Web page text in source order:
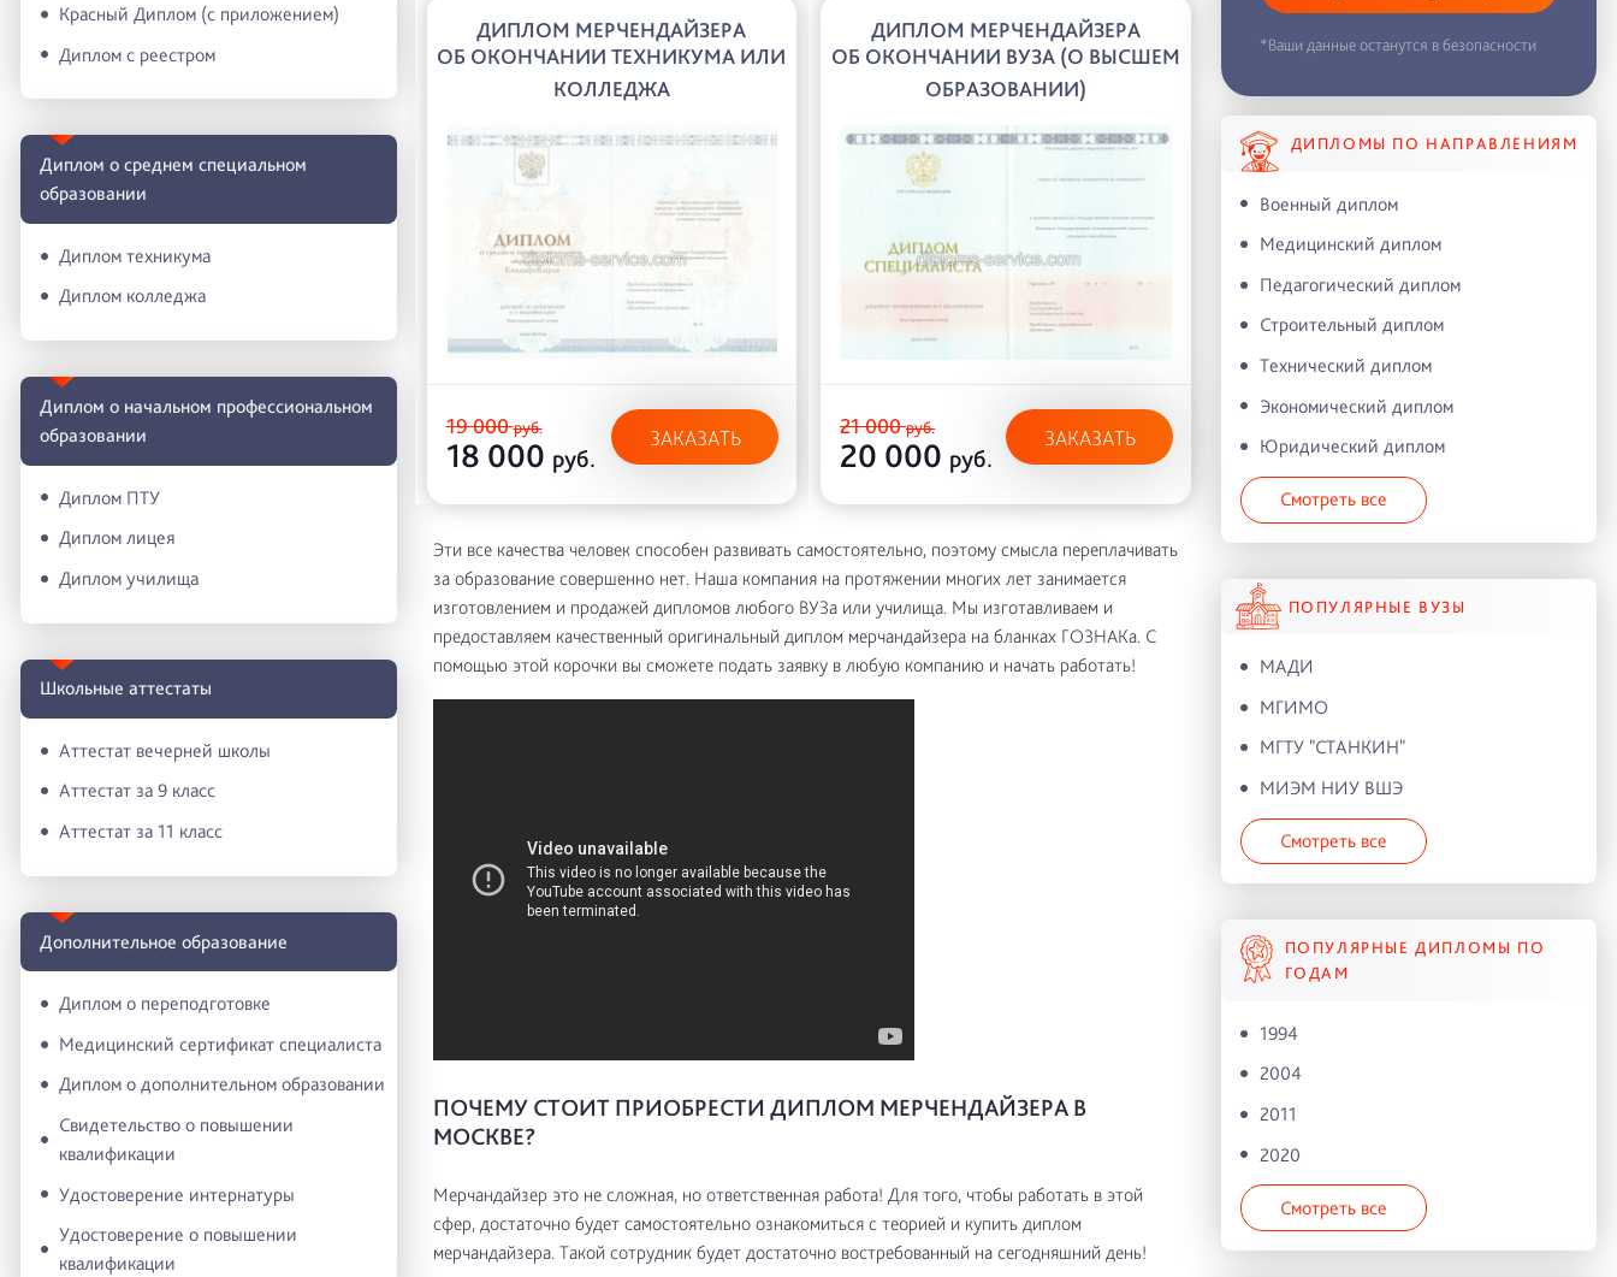
Красный Диплом (с приложением)
Диплом с реестром
Диплом о среднем специальном
образовании
Диплом техникума
Диплом колледжа
Диплом о начальном профессиональном
oбразовании
Диплом ПТУ
Диплом лицея
Диплом училища
Школьные аттестаты
Аттестат вечерней школы
Аттестат за 9 класс
Аттестат за 11 класс
Дополнительное образование
Диплом о переподготовке
Медицинский сертификат специалиста
Диплом о дополнительном образовании
Свидетельство о повышении
квалификации
Удостоверение интернатуры
Удостоверение о повышении
квалификации
ДИПЛОМ МЕРЧЕНДАЙЗЕРА
ОБ ОКОНЧАНИИ ТЕХНИКУМА ИЛИ
КОЛЛЕДЖА
19 000руб.
18 000 руб.
ЗАКАЗАТЬ
ДИПЛОМ МЕРЧЕНДАЙЗЕРА
ОБ ОКОНЧАНИИ ВУЗА (О ВЫСШЕМ
ОБРАЗОВАНИИ)
21 000руб.
20 000 руб.
ЗАКАЗАТЬ
Эти все качества человек способен развивать самостоятельно, поэтому смысла переплачивать
за образование совершенно нет. Наша компания на протяжении многих лет занимается
изготовлением и продажей дипломов любого ВУЗа или училища. Мы изготавливаем и
предоставляем качественный оригинальный диплом мерчандайзера на бланках ГОЗНАКa. С
помощью этой корочки вы сможете подать заявку в любую компанию и начать работать!
ПОЧЕМУ СТОИТ ПРИОБРЕСТИ ДИПЛОМ МЕРЧЕНДАЙЗЕРА В
МОСКВЕ?
Мерчандайзер это не сложная, но ответственная работа! Для того, чтобы работать в этой
сфер, достаточно будет самостоятельно ознакомиться с теорией и купить диплом
мерчандайзера. Такой сотрудник будет достаточно востребованный на сегодняшний день!
*Ваши данные останутся в безопасности
ДИПЛОМЫ ПО НАПРАВЛЕНИЯМ
Военный диплом
Медицинский диплом
Педагогический диплом
Строительный диплом
Технический диплом
Экономический диплом
Юридический диплом
Смотреть все
ПОПУЛЯРНЫЕ ВУЗЫ
МАДИ
МГИМО
МГТУ "СТАНКИН"
МИЭМ НИУ ВШЭ
Смотреть все
ПОПУЛЯРНЫЕ ДИПЛОМЫ ПО
ГОДАМ
1994
2004
2011
2020
Смотреть все